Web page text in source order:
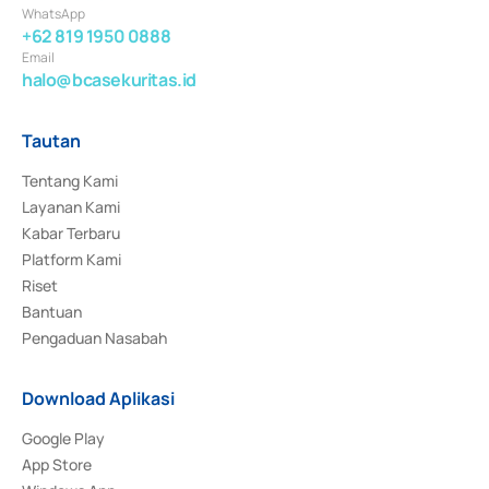
WhatsApp
+62 819 1950 0888
Email
halo@bcasekuritas.id
Tautan
Tentang Kami
Layanan Kami
Kabar Terbaru
Platform Kami
Riset
Bantuan
Pengaduan Nasabah
Download Aplikasi
Google Play
App Store